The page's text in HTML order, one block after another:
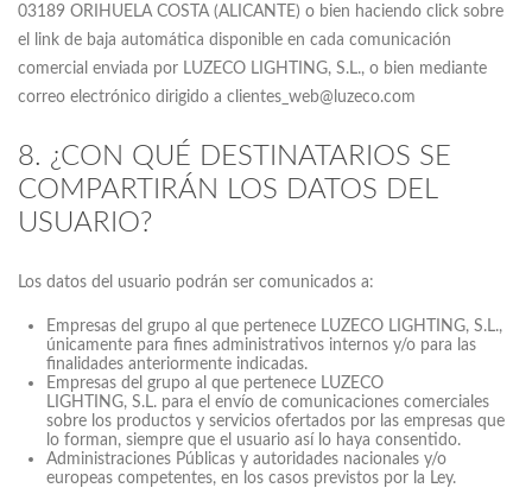
03189 ORIHUELA COSTA (ALICANTE) o bien haciendo click sobre
el link de baja automática disponible en cada comunicación
comercial enviada por LUZECO LIGHTING, S.L., o bien mediante
correo electrónico dirigido a clientes_web@luzeco.com
8. ¿CON QUÉ DESTINATARIOS SE
COMPARTIRÁN LOS DATOS DEL
USUARIO?
Los datos del usuario podrán ser comunicados a:
Empresas del grupo al que pertenece LUZECO LIGHTING, S.L.,
únicamente para fines administrativos internos y/o para las
finalidades anteriormente indicadas.
Empresas del grupo al que pertenece LUZECO
LIGHTING, S.L. para el envío de comunicaciones comerciales
sobre los productos y servicios ofertados por las empresas que
lo forman, siempre que el usuario así lo haya consentido.
Administraciones Públicas y autoridades nacionales y/o
europeas competentes, en los casos previstos por la Ley.